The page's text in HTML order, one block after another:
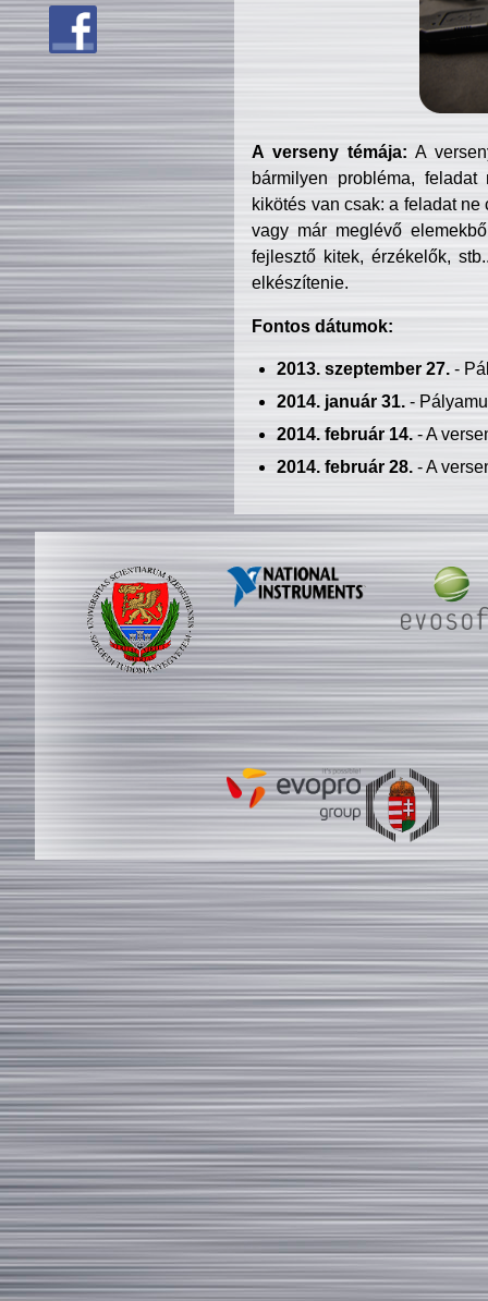
A verseny témája: A
bármilyen probléma, feladat
kikötés van csak: a feladat
vagy már meglévő
fejlesztő kitek, érzékelők,
elkészítenie.
Fontos dátumok:
2013. szeptember 27.-
2014. január 31.-
2014. február 14.- A
2014. február 28.- A